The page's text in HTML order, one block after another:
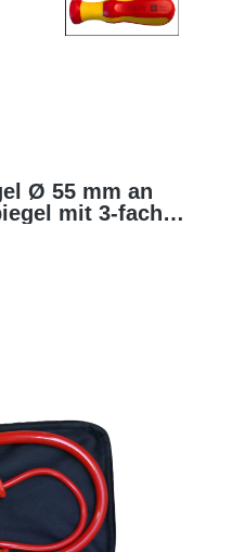
Ø 55 mm an
mit 3-facher